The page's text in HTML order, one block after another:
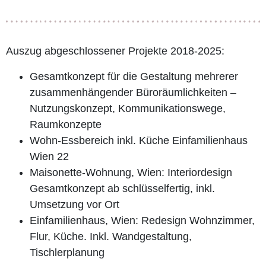
Auszug abgeschlossener Projekte 2018-2025:
Gesamtkonzept für die Gestaltung mehrerer
zusammenhängender Büroräumlichkeiten –
Nutzungskonzept, Kommunikationswege,
Raumkonzepte
Wohn-Essbereich inkl. Küche Einfamilienhaus
Wien 22
Maisonette-Wohnung, Wien: Interiordesign
Gesamtkonzept ab schlüsselfertig, inkl.
Umsetzung vor Ort
Einfamilienhaus, Wien: Redesign Wohnzimmer,
Flur, Küche. Inkl. Wandgestaltung,
Tischlerplanung